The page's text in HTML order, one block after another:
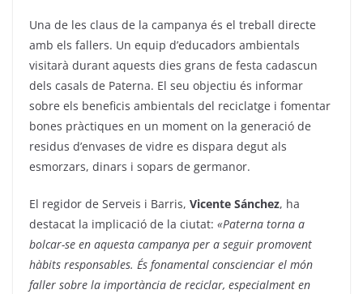
Una de les claus de la campanya és el treball directe
amb els fallers. Un equip d’educadors ambientals
visitarà durant aquests dies grans de festa cadascun
dels casals de Paterna. El seu objectiu és informar
sobre els beneficis ambientals del reciclatge i fomentar
bones pràctiques en un moment on la generació de
residus d’envases de vidre es dispara degut als
esmorzars, dinars i sopars de germanor.
El regidor de Serveis i Barris, Vicente Sánchez, ha
destacat la implicació de la ciutat: «Paterna torna a
bolcar-se en aquesta campanya per a seguir promovent
hàbits responsables. És fonamental conscienciar el món
faller sobre la importància de reciclar, especialment en